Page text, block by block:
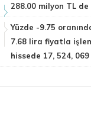
288.00 milyon TL de
Yüzde -9.75
7.68 lira fiyatla
hissede 17, 524,